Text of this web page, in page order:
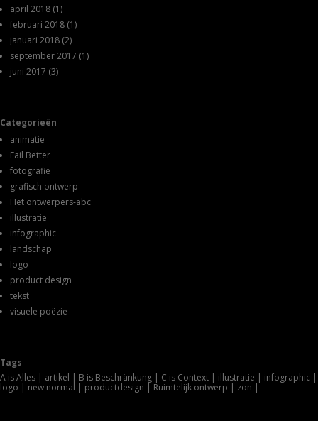
april 2018 (1)
februari 2018 (1)
januari 2018 (2)
september 2017 (1)
juni 2017 (3)
Categorieën
animatie
Fail Better
fotografie
grafisch ontwerp
Het ontwerpers-abc
illustratie
infographic
landschap
logo
product design
tekst
visuele poëzie
Tags
A is Alles
artikel B is Beschränkung C is Context illustratie
infographic
logo
new normal productdesign Ruimtelijk ontwerp zon